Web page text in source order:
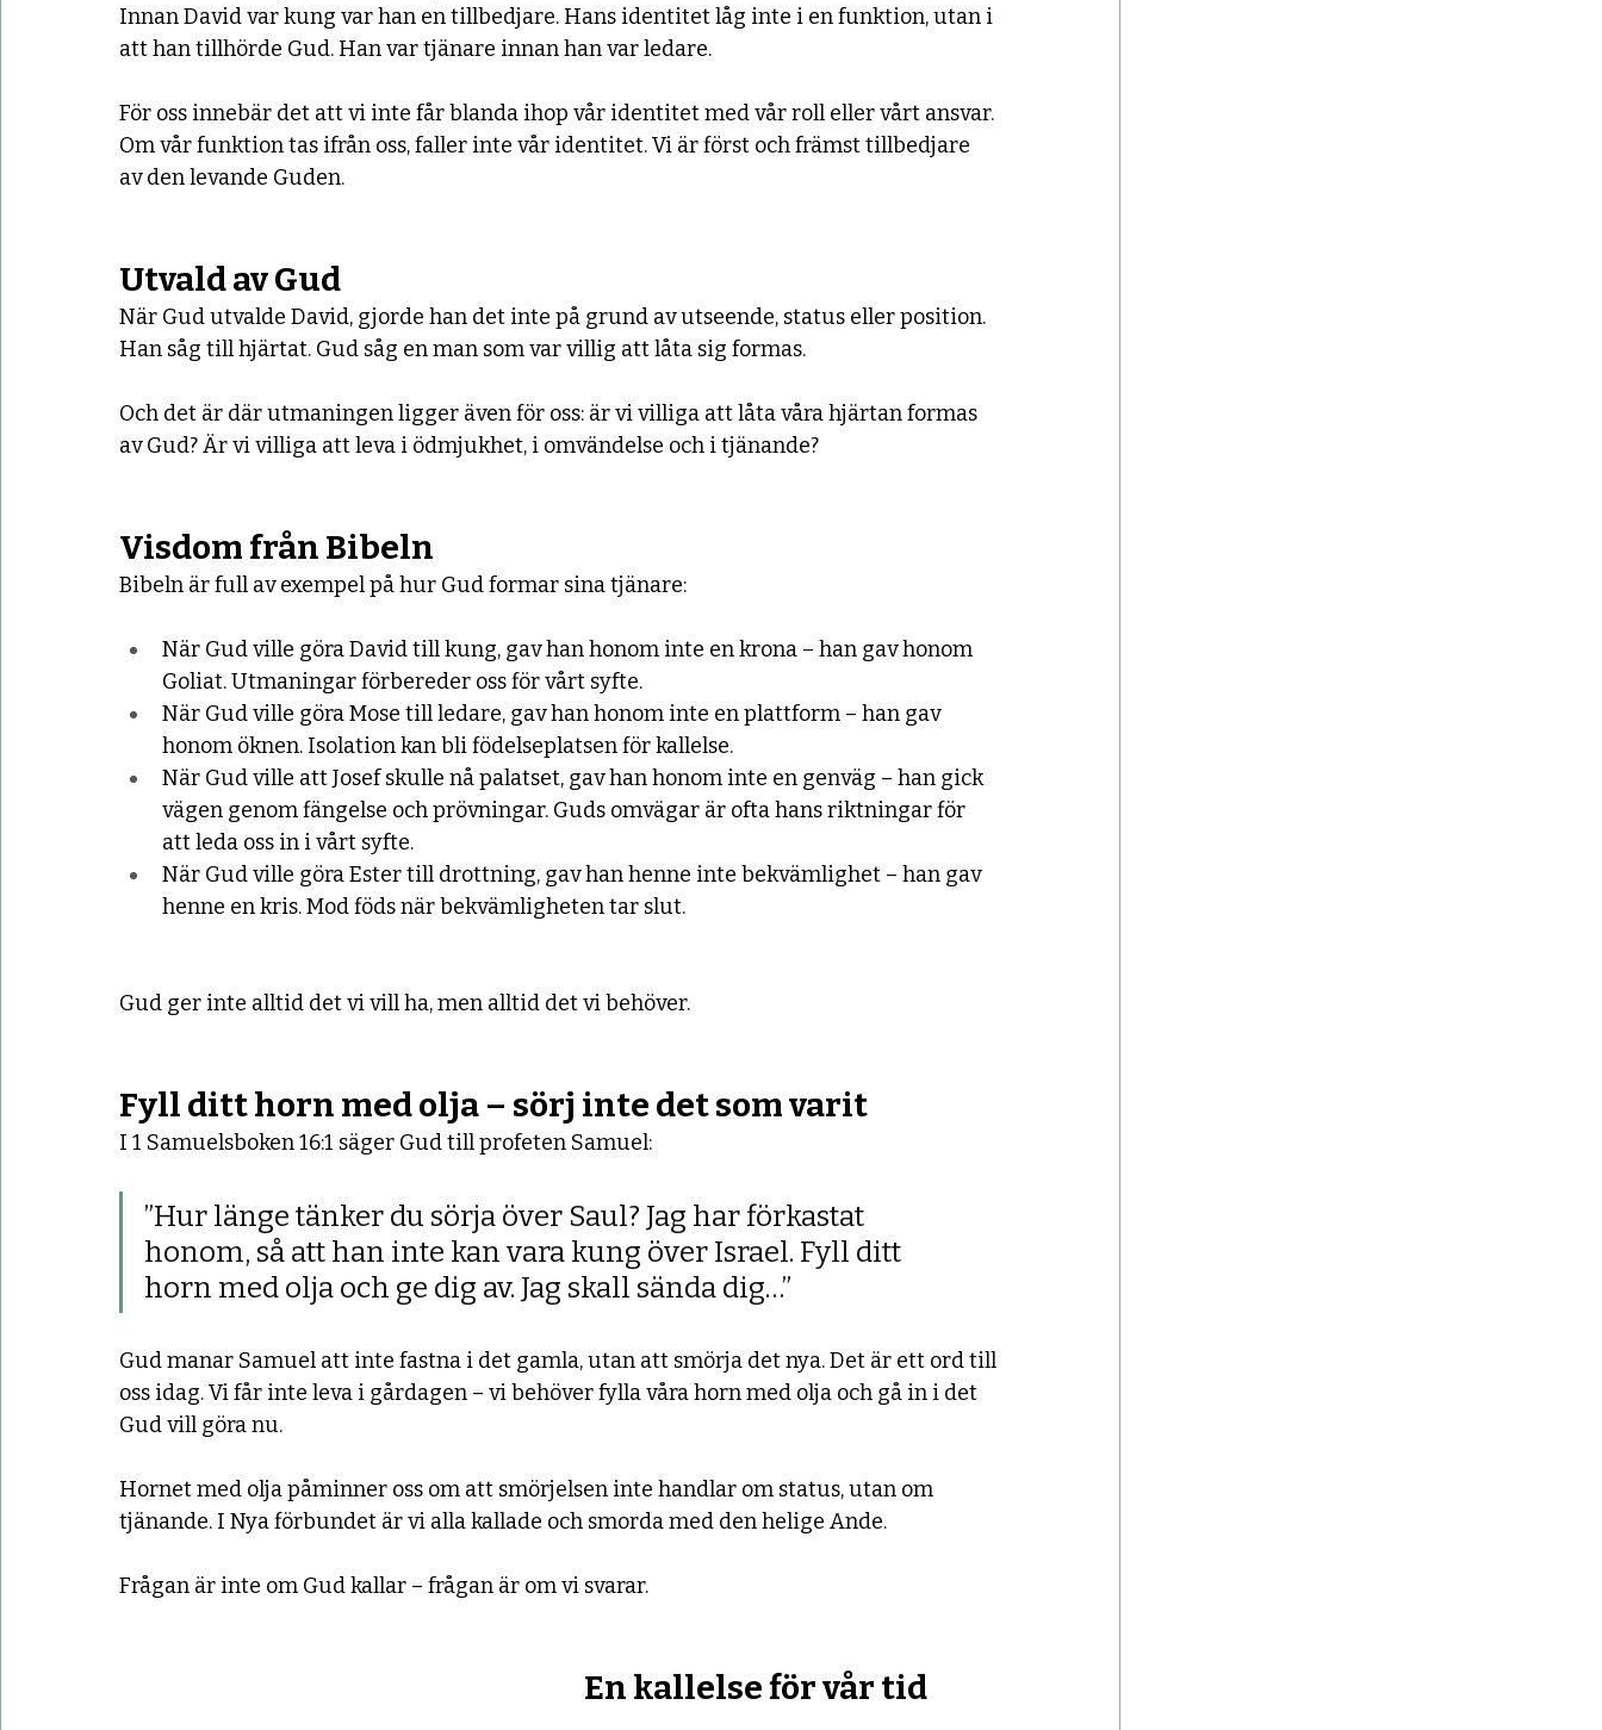
Innan David var kung var han en tillbedjare. Hans identitet låg inte i en funktion, utan i
att han tillhörde Gud. Han var tjänare innan han var ledare.
För oss innebär det att vi inte får blanda ihop vår identitet med vår roll eller vårt ansvar.
Om vår funktion tas ifrån oss, faller inte vår identitet. Vi är först och främst tillbedjare
av den levande Guden.
Utvald av Gud
När Gud utvalde David, gjorde han det inte på grund av utseende, status eller position.
Han såg till hjärtat. Gud såg en man som var villig att låta sig formas.
Och det är där utmaningen ligger även för oss: är vi villiga att låta våra hjärtan formas
av Gud? Är vi villiga att leva i ödmjukhet, i omvändelse och i tjänande?
Visdom från Bibeln
Bibeln är full av exempel på hur Gud formar sina tjänare:
När Gud ville göra David till kung, gav han honom inte en krona – han gav honom
Goliat. Utmaningar förbereder oss för vårt syfte.
När Gud ville göra Mose till ledare, gav han honom inte en plattform – han gav
honom öknen. Isolation kan bli födelseplatsen för kallelse.
När Gud ville att Josef skulle nå palatset, gav han honom inte en genväg – han gick
vägen genom fängelse och prövningar. Guds omvägar är ofta hans riktningar för
att leda oss in i vårt syfte.
När Gud ville göra Ester till drottning, gav han henne inte bekvämlighet – han gav
henne en kris. Mod föds när bekvämligheten tar slut.
Gud ger inte alltid det vi vill ha, men alltid det vi behöver.
Fyll ditt horn med olja – sörj inte det som varit
I 1 Samuelsboken 16:1 säger Gud till profeten Samuel:
”Hur länge tänker du sörja över Saul? Jag har förkastat
honom, så att han inte kan vara kung över Israel. Fyll ditt
horn med olja och ge dig av. Jag skall sända dig…”
Gud manar Samuel att inte fastna i det gamla, utan att smörja det nya. Det är ett ord till
oss idag. Vi får inte leva i gårdagen – vi behöver fylla våra horn med olja och gå in i det
Gud vill göra nu.
Hornet med olja påminner oss om att smörjelsen inte handlar om status, utan om
tjänande. I Nya förbundet är vi alla kallade och smorda med den helige Ande.
Frågan är inte om Gud kallar – frågan är om vi svarar.
En kallelse för vår tid